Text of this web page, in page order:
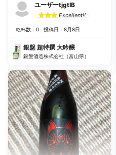
ユーザーtjgtIB
Excellent!!
乾杯数：0 投稿日：8月8日
銀盤 超特撰 大吟醸
銀盤酒造株式会社（富山県）